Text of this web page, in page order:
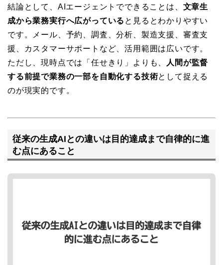
結論として、AIエージェントでできることは、 文章生
成から業務実行へ広がっている と見るとわかりやすい
です。メール、予約、調査、分析、製造支援、審査支
援、カスタマーサポートなど、活用範囲は広いです。
ただし、現時点では「任せきり」よりも、
人間が監督
する前提で業務の一部を自動化する技術として捉える
のが現実的です。
従来の生成AIとの違いは目的達成まで自律的に進
む点にあること